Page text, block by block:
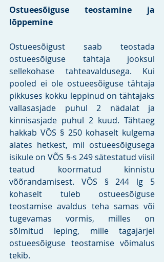
Ostueesõiguse teostamine ja
lõppemine
Ostueesõigust saab teostada
ostueesõiguse tähtaja jooksul
sellekohase tahteavaldusega. Kui
pooled ei ole ostueesõiguse tähtaja
pikkuses kokku leppinud on tähtajaks
vallasasjade puhul 2 nädalat ja
kinnisasjade puhul 2 kuud. Tähtaeg
hakkab VÕS § 250 kohaselt kulgema
alates hetkest, mil ostueesõigusega
isikule on VÕS §-s 249 sätestatud viisil
teatud koormatud kinnistu
võõrandamisest. VÕS § 244 lg 5
kohaselt tuleb ostueesõiguse
teostamise avaldus teha samas või
tugevamas vormis, milles on
sõlmitud leping, mille tagajärjel
ostueesõiguse teostamise võimalus
tekib.